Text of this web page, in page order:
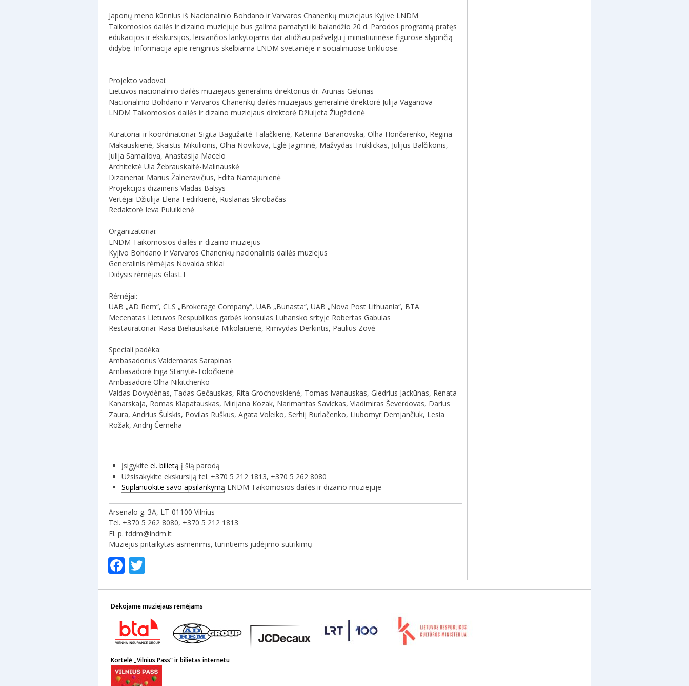
Japonų meno kūrinius iš Nacionalinio Bohdano ir Varvaros Chanenkų muziejaus Kyjive LNDM
Taikomosios dailės ir dizaino muziejuje bus galima pamatyti iki balandžio 20 d. Parodos programą pratęs
edukacijos ir ekskursijos, leisiančios lankytojams dar atidžiau pažvelgti į miniatiūrinėse figūrose slypinčią
didybę. Informacija apie renginius skelbiama LNDM svetainėje ir socialiniuose tinkluose.
Projekto vadovai:
Lietuvos nacionalinio dailės muziejaus generalinis direktorius dr. Arūnas Gelūnas
Nacionalinio Bohdano ir Varvaros Chanenkų dailės muziejaus generalinė direktorė Julija Vaganova
LNDM Taikomosios dailės ir dizaino muziejaus direktorė Džiuljeta Žiugždienė
Kuratoriai ir koordinatoriai: Sigita Bagužaitė-Talačkienė, Katerina Baranovska, Olha Hončarenko, Regina
Makauskienė, Skaistis Mikulionis, Olha Novikova, Eglė Jagminė, Mažvydas Truklickas, Julijus Balčikonis,
Julija Samailova, Anastasija Macelo
Architektė Ūla Žebrauskaitė-Malinauskė
Dizaineriai: Marius Žalneravičius, Edita Namajūnienė
Projekcijos dizaineris Vladas Balsys
Vertėjai Džiulija Elena Fedirkienė, Ruslanas Skrobačas
Redaktorė Ieva Puluikienė
Organizatoriai:
LNDM Taikomosios dailės ir dizaino muziejus
Kyjivo Bohdano ir Varvaros Chanenkų nacionalinis dailės muziejus
Generalinis rėmėjas Novalda stiklai
Didysis rėmėjas GlasLT
Rėmėjai:
UAB „AD Rem“, CLS „Brokerage Company“, UAB „Bunasta“, UAB „Nova Post Lithuania“, BTA
Mecenatas Lietuvos Respublikos garbės konsulas Luhansko srityje Robertas Gabulas
Restauratoriai: Rasa Bieliauskaitė-Mikolaitienė, Rimvydas Derkintis, Paulius Zovė
Speciali padėka:
Ambasadorius Valdemaras Sarapinas
Ambasadorė Inga Stanytė-Toločkienė
Ambasadorė Olha Nikitchenko
Valdas Dovydėnas, Tadas Gečauskas, Rita Grochovskienė, Tomas Ivanauskas, Giedrius Jackūnas, Renata
Kanarskaja, Romas Klapatauskas, Mirijana Kozak, Narimantas Savickas, Vladimiras Ševerdovas, Darius
Zaura, Andrius Šulskis, Povilas Ruškus, Agata Voleiko, Serhij Burlačenko, Liubomyr Demjančiuk, Lesia
Rožak, Andrij Černeha
Įsigykite el. bilietą į šią parodą
Užsisakykite ekskursiją tel. +370 5 212 1813, +370 5 262 8080
Suplanuokite savo apsilankymą LNDM Taikomosios dailės ir dizaino muziejuje
Arsenalo g. 3A, LT-01100 Vilnius
Tel. +370 5 262 8080, +370 5 212 1813
El. p. tddm@lndm.lt
Muziejus pritaikytas asmenims, turintiems judėjimo sutrikimų
Facebook
Dėkojame muziejaus rėmėjams
Kortelė „Vilnius Pass” ir bilietas internetu